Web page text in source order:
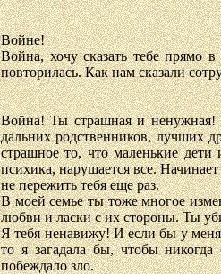
Войне!
Война, хочу сказать тебе прямо
повторилась. Как нам сказали
Война! Ты страшная и
дальних родственников, лучших
страшное то, что маленькие
психика, нарушается все.
не пережить тебя еще раз.
В моей семье ты тоже многое
любви и ласки с их стороны. Ты
Я тебя ненавижу! И если бы у меня
то я загадала бы, чтобы
побеждало зло.